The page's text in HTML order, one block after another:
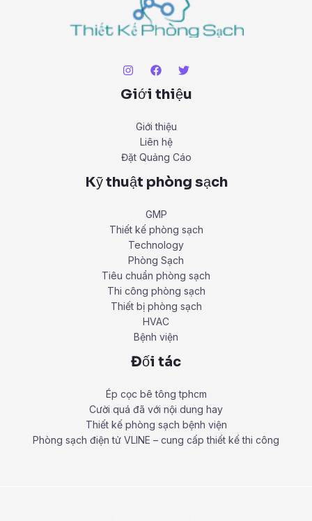
Giới thiệu
Giới thiệu
Liên hệ
Đặt Quảng Cáo
Kỹ thuật phòng sạch
GMP
Thiết kế phòng sạch
Technology
Phòng Sạch
Tiêu chuẩn phòng sạch
Thi công phòng sạch
Thiết bị phòng sạch
HVAC
Bệnh viện
Đối tác
Ép cọc bê tông tphcm
Cười quá đã với nội dung hay
Thiết kế phòng sạch bệnh viện
Phòng sạch điện tử VLINE – cung cấp thiết kế thi công